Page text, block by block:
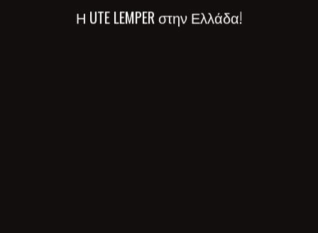
Η UTE LEMPER στην Ελλάδα!